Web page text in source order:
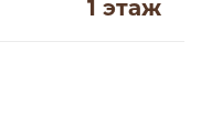
1 этаж